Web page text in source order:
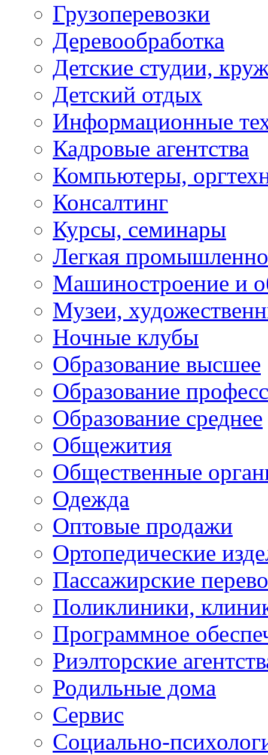
Грузоперевозки
Деревообработка
Детские студии,
Детский отдых
Информационные
Кадровые агентства
Компьютеры,
Консалтинг
Курсы, семинары
Легкая
Машиностроение и
Музеи,
Ночные клубы
Образование высшее
Образование
Образование среднее
Общежития
Общественные
Одежда
Оптовые продажи
Ортопедические
Пассажирские
Поликлиники,
Программное
Риэлторские
Родильные дома
Сервис
Социально-